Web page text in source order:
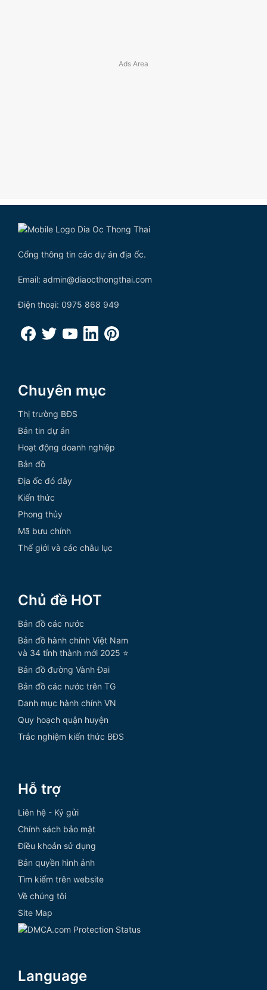
Cổng thông tin các dự án địa ốc.
Email: admin@diaocthongthai.com
Điện thoại: 0975 868 949
Chuyên mục
Thị trường BĐS
Bản tin dự án
Hoạt động doanh nghiệp
Bản đồ
Địa ốc đó đây
Kiến thức
Phong thủy
Mã bưu chính
Thế giới và các châu lục
Chủ đề HOT
Bản đồ các nước
Bản đồ hành chính Việt Nam
và 34 tỉnh thành mới 2025 ⭐
Bản đồ đường Vành Đai
Bản đồ các nước trên TG
Danh mục hành chính VN
Quy hoạch quận huyện
Trắc nghiệm kiến thức BĐS
Hỗ trợ
Liên hệ - Ký gửi
Chính sách bảo mật
Điều khoản sử dụng
Bản quyền hình ảnh
Tìm kiếm trên website
Về chúng tôi
Site Map
Language